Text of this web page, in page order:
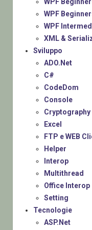
WPF
WPF
XML &
Sviluppo
ADO.Net
C#
CodeDom
Console
Excel
FTP e WEB
Helper
Interop
Multithread
Office Interop
Setting
Tecnologie
ASP.Net